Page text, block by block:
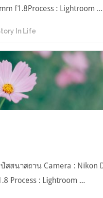
f1.8Process : Lightroom ...
In Life
สสนาสถาน Camera : Nikon
Process : Lightroom ...